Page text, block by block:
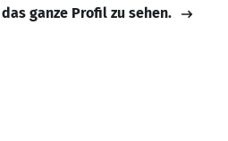
ganze Profil zu sehen.